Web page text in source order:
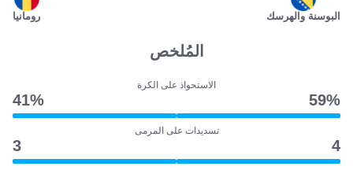
البوسنة والهرسك رومانيا
المُلخص
الاستحواذ على الكرة
59‎%‎
41‎%‎
تسديدات على المرمى
4
3